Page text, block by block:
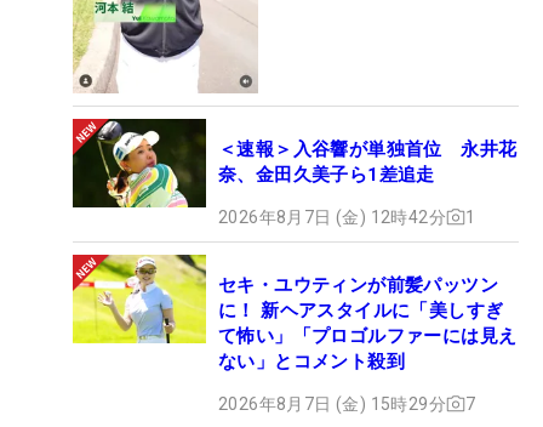
＜速報＞入谷響が単独首位 永井花
奈、金田久美子ら1差追走
2026年8月7日 (金) 12時42分 1
セキ・ユウティンが前髪パッツン
に！ 新ヘアスタイルに「美しすぎ
て怖い」「プロゴルファーには見え
ない」とコメント殺到
2026年8月7日 (金) 15時29分 7